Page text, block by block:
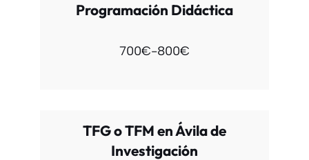
Programación Didáctica
700€-800€
TFG o TFM en Ávila de
Investigación